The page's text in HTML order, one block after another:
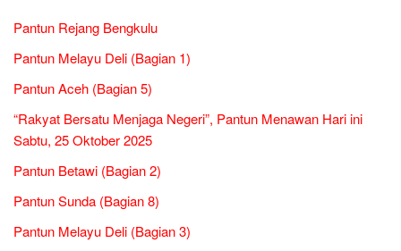
Pantun Rejang Bengkulu
Pantun Melayu Deli (Bagian 1)
Pantun Aceh (Bagian 5)
“Rakyat Bersatu Menjaga Negeri”, Pantun Menawan Hari ini
Sabtu, 25 Oktober 2025
Pantun Betawi (Bagian 2)
Pantun Sunda (Bagian 8)
Pantun Melayu Deli (Bagian 3)